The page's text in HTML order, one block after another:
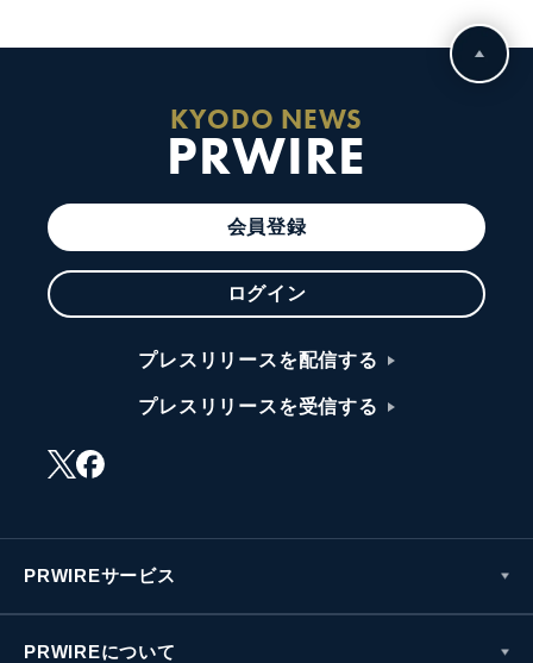
KYODO NEWS
PRWIRE
会員登録
ログイン
プレスリリースを配信する
プレスリリースを受信する
PRWIREサービス
PRWIREについて